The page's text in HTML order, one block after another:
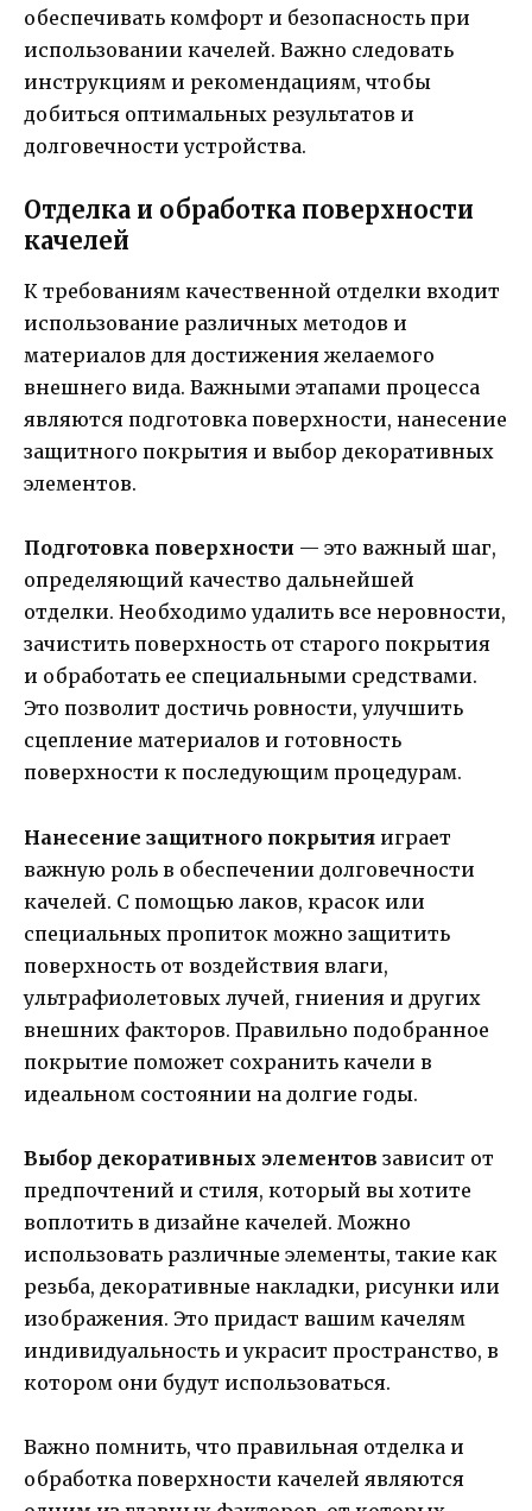
обеспечивать комфорт и безопасность при
использовании качелей. Важно следовать
инструкциям и рекомендациям, чтобы
добиться оптимальных результатов и
долговечности устройства.
Отделка и обработка поверхности
качелей
К требованиям качественной отделки входит
использование различных методов и
материалов для достижения желаемого
внешнего вида. Важными этапами процесса
являются подготовка поверхности, нанесение
защитного покрытия и выбор декоративных
элементов.
Подготовка поверхности — это важный шаг,
определяющий качество дальнейшей
отделки. Необходимо удалить все неровности,
зачистить поверхность от старого покрытия
и обработать ее специальными средствами.
Это позволит достичь ровности, улучшить
сцепление материалов и готовность
поверхности к последующим процедурам.
Нанесение защитного покрытия играет
важную роль в обеспечении долговечности
качелей. С помощью лаков, красок или
специальных пропиток можно защитить
поверхность от воздействия влаги,
ультрафиолетовых лучей, гниения и других
внешних факторов. Правильно подобранное
покрытие поможет сохранить качели в
идеальном состоянии на долгие годы.
Выбор декоративных элементов зависит от
предпочтений и стиля, который вы хотите
воплотить в дизайне качелей. Можно
использовать различные элементы, такие как
резьба, декоративные накладки, рисунки или
изображения. Это придаст вашим качелям
индивидуальность и украсит пространство, в
котором они будут использоваться.
Важно помнить, что правильная отделка и
обработка поверхности качелей являются